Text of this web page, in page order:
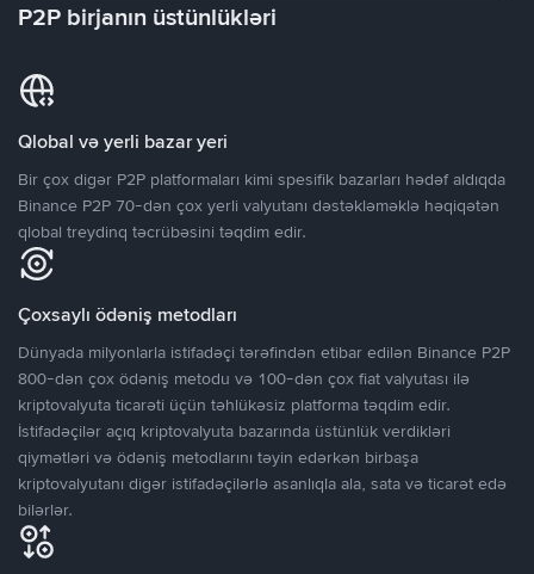
P2P birjanın üstünlükləri
Qlobal və yerli bazar yeri
Bir çox digər P2P platformaları kimi spesifik bazarları hədəf aldıqda
Binance P2P 70-dən çox yerli valyutanı dəstəkləməklə həqiqətən
qlobal treydinq təcrübəsini təqdim edir.
Çoxsaylı ödəniş metodları
Dünyada milyonlarla istifadəçi tərəfindən etibar edilən Binance P2P
800-dən çox ödəniş metodu və 100-dən çox fiat valyutası ilə
kriptovalyuta ticarəti üçün təhlükəsiz platforma təqdim edir.
İstifadəçilər açıq kriptovalyuta bazarında üstünlük verdikləri
qiymətləri və ödəniş metodlarını təyin edərkən birbaşa
kriptovalyutanı digər istifadəçilərlə asanlıqla ala, sata və ticarət edə
bilərlər.